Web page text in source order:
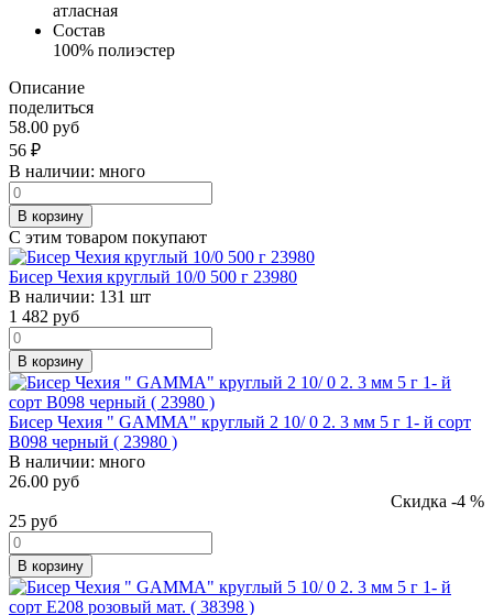
атласная
Состав
100% полиэстер
Описание
поделиться
58.00 руб
56 ₽
В наличии: много
В корзину
С этим товаром покупают
Бисер Чехия круглый 10/0 500 г 23980
В наличии: 131 шт
1 482 руб
В корзину
Бисер Чехия " GAMMA" круглый 2 10/ 0 2. 3 мм 5 г 1- й сорт
B098 черный ( 23980 )
В наличии: много
26.00 руб
Скидка -4 %
25 руб
В корзину